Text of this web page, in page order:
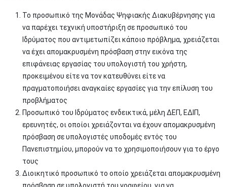
Το προσωπικό της Μονάδας Ψηφιακής Διακυβέρνησης για
να παρέχει τεχνική υποστήριξη σε προσωπικό του
Ιδρύματος που αντιμετωπίζει κάποιο πρόβλημα, χρειάζεται
να έχει απομακρυσμένη πρόσβαση στην εικόνα της
επιφάνειας εργασίας του υπολογιστή του χρήστη,
προκειμένου είτε να τον κατευθύνει είτε να
πραγματοποιήσει αναγκαίες εργασίες για την επίλυση του
προβλήματος
Προσωπικό του Ιδρύματος ενδεικτικά, μέλη ΔΕΠ, ΕΔΙΠ,
ερευνητές, οι οποίοι χρειάζονται να έχουν απομακρυσμένη
πρόσβαση σε υπολογιστές υποδομές εντός του
Πανεπιστημίου, μπορούν να το χρησιμοποιήσουν για το έργο
τους
Διοικητικό προσωπικό το οποίο χρειάζεται απομακρυσμένη
πρόσβαση σε υπολογιστή του γραφείου, για να